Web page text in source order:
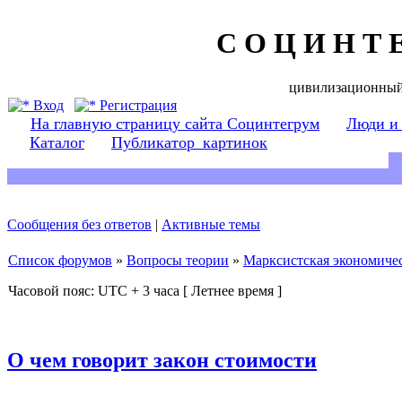
С О Ц И Н Т
Вход
Регистрация
На главную страницу сайта Социнтегрум
Люди и
Каталог
Публикатор_картинок
Сообщения без ответов | Активные темы
Список форумов » Вопросы теории » Марксистская
Часовой пояс: UTC + 3 часа [ Летнее время ]
О чем говорит закон стоимости